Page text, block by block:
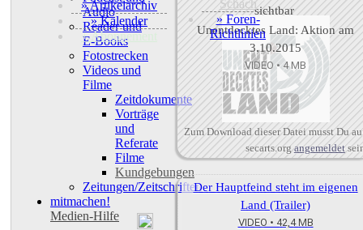
» Artikelarchiv
» Kalender
+ Abonnement
Schach
» Foren-
Richtlinien
Audio
Reader und
E-Books
Fotostrecken
Videos und
Filme
Zeitdokumente
Vorträge
und
Referate
Filme
Kundgebungen
Zeitungen/Zeitschriften
mitmachen!
Medien-Hilfe
Unentdecktes Land: Aktion am
3.10.2015
VIDEO • 4 MB
Zum Download dieser Datei musst Du
secarts.organgemeldet
Der Hauptfeind steht im eigenen
Land (Trailer)
VIDEO • 42,4 MB